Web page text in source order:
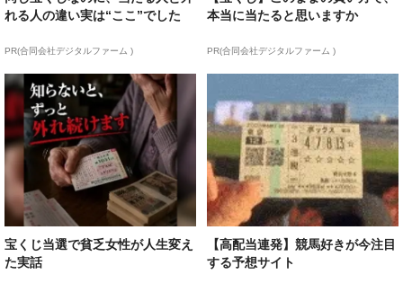
れる人の違い実は“ここ”でした
PR(合同会社デジタルファーム )
本当に当たると思いますか
PR(合同会社デジタルファーム )
宝くじ当選で貧乏女性が人生変え
た実話
【高配当連発】競馬好きが今注目
する予想サイト